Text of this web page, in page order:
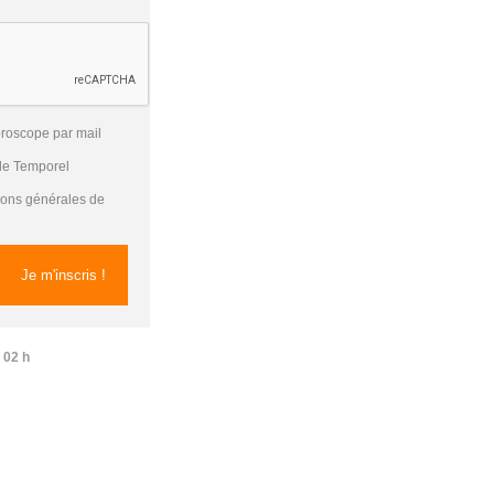
par mail
Temporel
générales de
02 h